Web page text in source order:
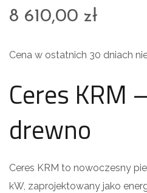
8 610,00 zł
Cena w ostatnich 30 dniach
Ceres KRM
drewno
Ceres KRM to nowoczesny
kW, zaprojektowany jako